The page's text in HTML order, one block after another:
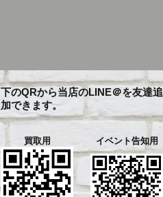
下のQRから当店のLINE＠を友達追
加できます。
買取用 イベント告知用